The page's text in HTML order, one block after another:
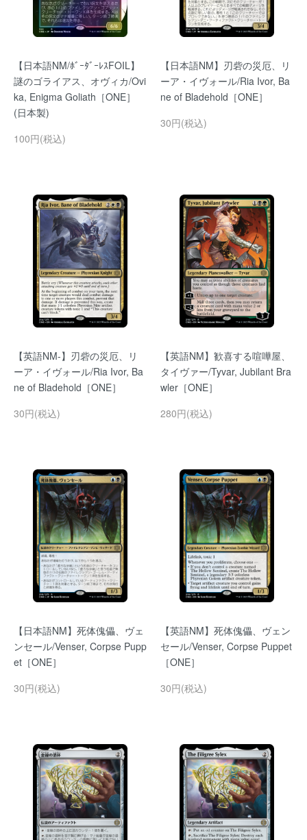
【日本語NM/ﾎﾞｰﾀﾞｰﾚｽFOIL】
謎のゴライアス、オヴィカ/Ovi
ka, Enigma Goliath［ONE］
(日本製)
100円(税込)
【日本語NM】刃砦の災厄、リ
ーア・イヴォール/Ria Ivor, Ba
ne of Bladehold［ONE］
30円(税込)
【英語NM-】刃砦の災厄、リ
ーア・イヴォール/Ria Ivor, Ba
ne of Bladehold［ONE］
30円(税込)
【英語NM】歓喜する喧嘩屋、
タイヴァー/Tyvar, Jubilant Bra
wler［ONE］
280円(税込)
【日本語NM】死体傀儡、ヴェ
ンセール/Venser, Corpse Pupp
et［ONE］
30円(税込)
【英語NM】死体傀儡、ヴェン
セール/Venser, Corpse Puppet
［ONE］
30円(税込)